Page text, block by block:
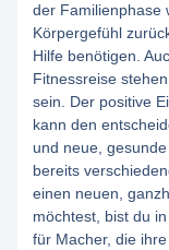
der Familienphase
Körpergefühl
Hilfe benötigen.
Fitnessreise
sein. Der positive
kann den
und neue,
bereits
einen neuen,
möchtest, bist du
für Macher, die